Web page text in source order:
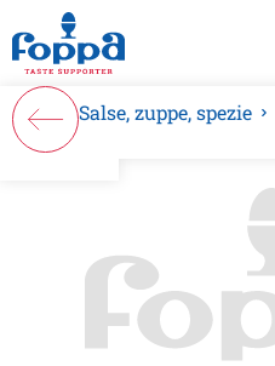
principale
Salse, zuppe, spezie
Salta la galleria di immagini